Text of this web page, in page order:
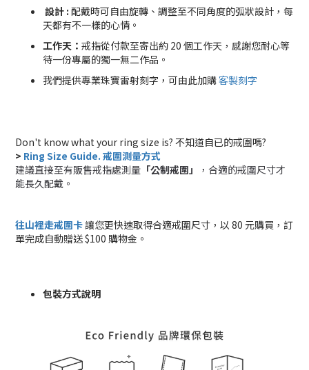
設計 : 配戴時可自由旋轉、調整至不同角度的弧狀設計，每
天都有不一樣的心情。
工作天： 戒指從付款至寄出約 20 個工作天，感謝您耐心等
待一份專屬的獨一無二作品。
我們提供專業珠寶雷射刻字，可由此加購客製刻字
Don't know what your ring size is? 不知道自已的戒圍嗎?
> Ring Size Guide. 戒圍測量方式
建議直接至有販售戒指處測量 「公制戒圍」
，合適的戒圍尺寸才
能長久配戴。
往山裡走戒圍卡 讓您更快速取得合適戒圍尺寸，以 80 元購買，訂
單完成自動贈送 $100 購物金。
包裝方式說明